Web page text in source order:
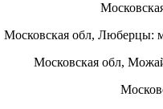
Московская обл, Люберцы:
Московская обл,